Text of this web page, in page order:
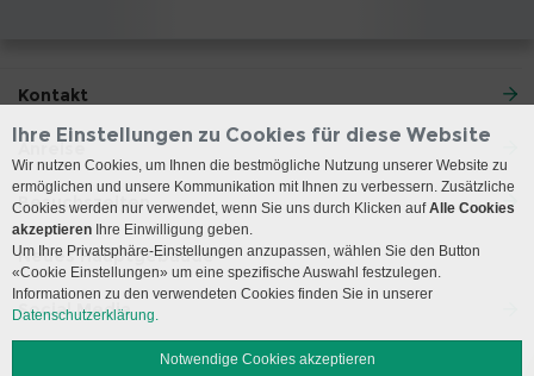
Kontakt
Anreise
Besuchszeiten
Neues Hauptgebäude
Social Media
Ihre Einstellungen zu Cookies für diese Website
Wir nutzen Cookies, um Ihnen die bestmögliche Nutzung unserer Website zu
ermöglichen und unsere Kommunikation mit Ihnen zu verbessern. Zusätzliche
Cookies werden nur verwendet, wenn Sie uns durch Klicken aufAlle Cookies
akzeptieren Ihre Einwilligung geben.
Um Ihre Privatsphäre-Einstellungen anzupassen, wählen Sie den Button
«Cookie Einstellungen» um eine spezifische Auswahl festzulegen.
Informationen zu den verwendeten Cookies finden Sie in unserer
Datenschutzerklärung.
Notwendige Cookies akzeptieren